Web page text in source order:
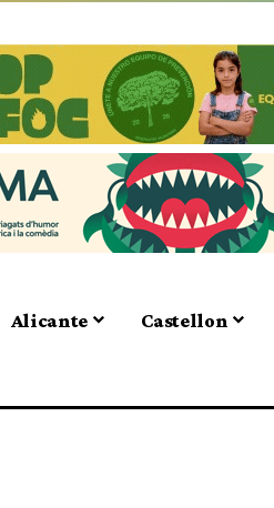
Alicante Castellon